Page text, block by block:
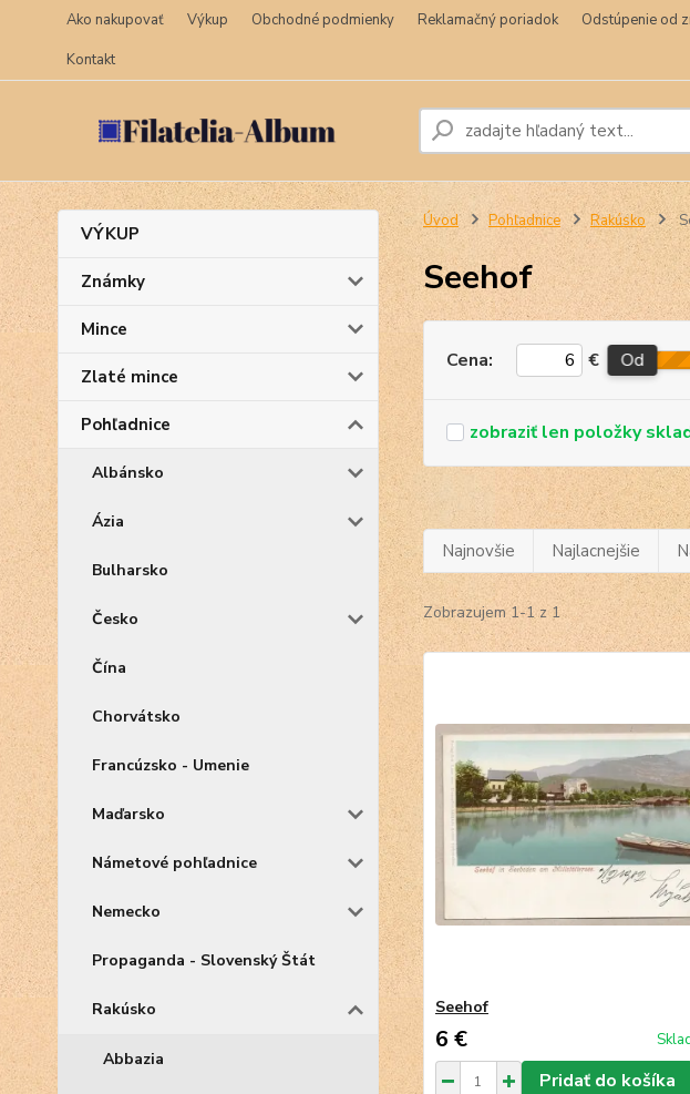
Ako nakupovať Výkup Obchodné podmienky Reklamačný poriadok Odstúpenie od
Kontakt
VÝKUP
Známky
Mince
Zlaté mince
Pohľadnice
Albánsko
Ázia
Bulharsko
Česko
Čína
Chorvátsko
Francúzsko - Umenie
Maďarsko
Námetové pohľadnice
Nemecko
Propaganda - Slovenský Štát
Rakúsko
Abbazia
Úvod Pohľadnice Rakúsko
Seehof
Cena: € Od
Najnovšie Najlacnejšie
Zobrazujem 1-1 z 1
Seehof
6 €
Pridať do košíka